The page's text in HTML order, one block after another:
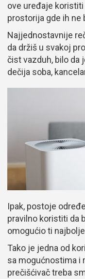
ove uređaje
prostorija gde ih ne
Najjednostavnije
da držiš u svakoj
čist vazduh, bilo da
dečija soba,
Ipak, postoje
pravilno koristiti da
omogućio ti
Tako je jedna od
sa mogućnostima i
prečišćivač treba